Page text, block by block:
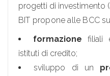
progetti di investimento
BIT propone alle BCC
formazione filiali
istituti di credito;
sviluppo di un